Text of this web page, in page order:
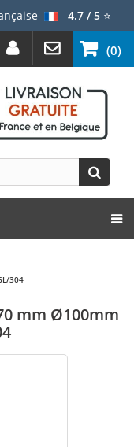
4.7 / 5⭐
(0)
304
mm Ø100mm